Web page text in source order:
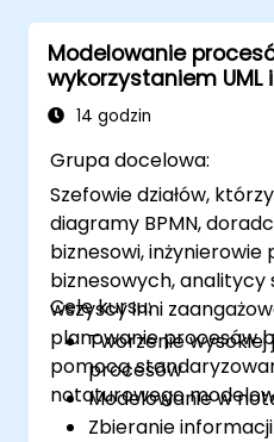
uczenia maszynowego.
Modelowanie
wykorzystaniem UML i
14 godzin
Grupa docelowa:
Szefowie działów,
diagramy BPMN,
biznesowi, inżynierowie
biznesowych,
wszyscy inni
planowanie procesów
pomocą
notaturowego
Cele kursu:
Tworzenie
procesów
Modelowanie w
Zbieranie